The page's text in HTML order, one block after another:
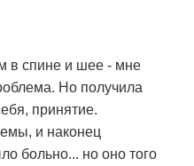
в спине и шее - мне
Но получила
принятие.
и наконец
больно... но оно того